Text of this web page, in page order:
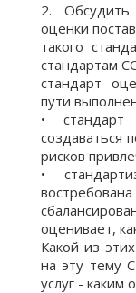
2.
оценки
такого
стандартам
стандарт
пути
•
создаваться
рисков
•
оценивает,
Какой из
на эту тему
услуг - каким